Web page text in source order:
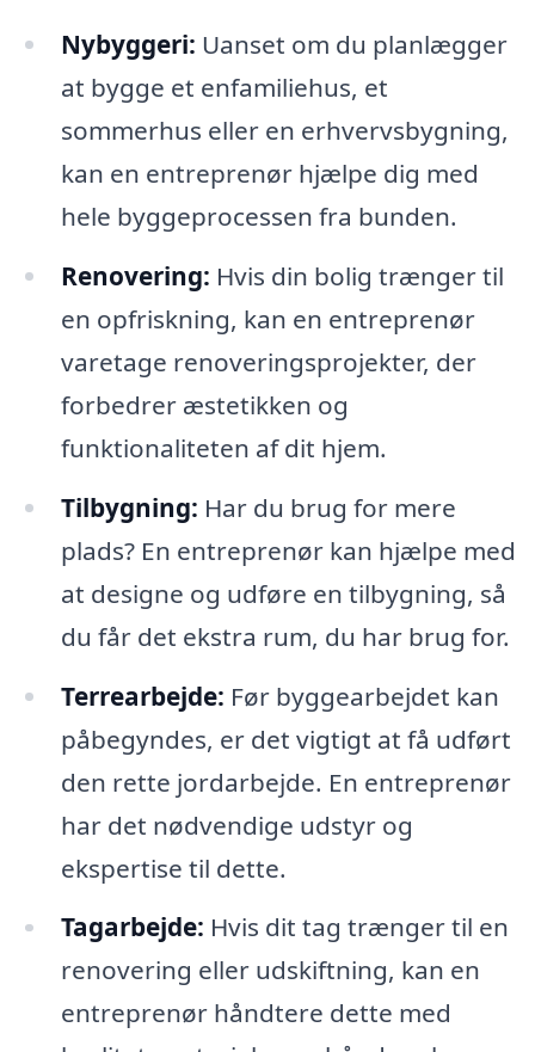
Nybyggeri: Uanset om du planlægger
at bygge et enfamiliehus, et
sommerhus eller en erhvervsbygning,
kan en entreprenør hjælpe dig med
hele byggeprocessen fra bunden.
Renovering: Hvis din bolig trænger til
en opfriskning, kan en entreprenør
varetage renoveringsprojekter, der
forbedrer æstetikken og
funktionaliteten af dit hjem.
Tilbygning: Har du brug for mere
plads? En entreprenør kan hjælpe med
at designe og udføre en tilbygning, så
du får det ekstra rum, du har brug for.
Terrearbejde: Før byggearbejdet kan
påbegyndes, er det vigtigt at få udført
den rette jordarbejde. En entreprenør
har det nødvendige udstyr og
ekspertise til dette.
Tagarbejde: Hvis dit tag trænger til en
renovering eller udskiftning, kan en
entreprenør håndtere dette med